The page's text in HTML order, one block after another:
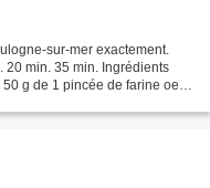
sur-mer exactement.
20 min. 35 min. Ingrédients
g de 1 pincée de farine oeuf